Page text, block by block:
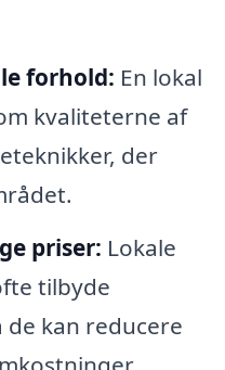
forhold: En lokal
kvaliteterne af
der
priser: Lokale
tilbyde
kan reducere